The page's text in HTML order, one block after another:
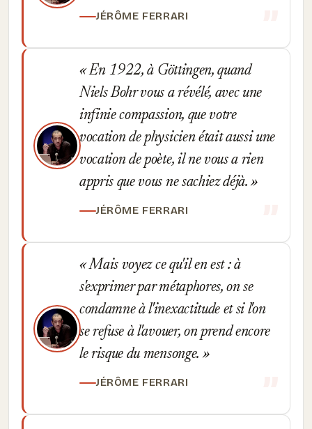
JÉRÔME FERRARI
En 1922, à Göttingen, quand
Niels Bohr vous a révélé, avec une
infinie compassion, que votre
vocation de physicien était aussi une
vocation de poète, il ne vous a rien
appris que vous ne sachiez déjà.
JÉRÔME FERRARI
Mais voyez ce qu'il en est : à
s'exprimer par métaphores, on se
condamne à l'inexactitude et si l'on
se refuse à l'avouer, on prend encore
le risque du mensonge.
JÉRÔME FERRARI